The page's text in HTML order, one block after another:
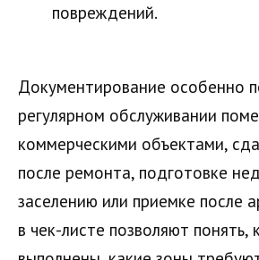
повреждений.
Документирование особенно
регулярном обслуживании
коммерческими объектами,
после ремонта, подготовке
заселению или приемке после
в чек-листе позволяют понять,